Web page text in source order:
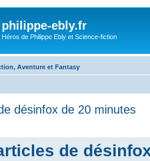
philippe-ebly.fr
Héros de Philippe Ebly et Science-fiction
Aventure et Fantasy
désinfox de 20 minutes
de